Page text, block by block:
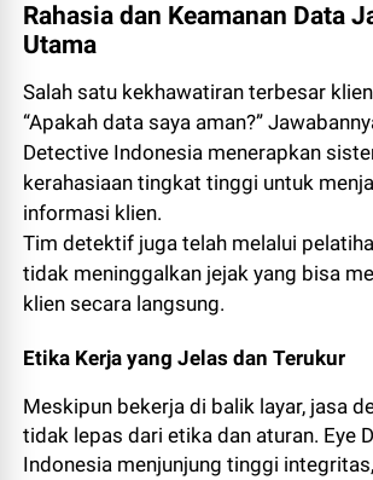
Rahasia dan Keamanan Data
Utama
Salah satu kekhawatiran terbesar
“Apakah data saya aman?”
Detective Indonesia menerapkan
kerahasiaan tingkat tinggi untuk
informasi klien.
Tim detektif juga telah melalui
tidak meninggalkan jejak yang bisa
klien secara langsung.
Etika Kerja yang Jelas dan Terukur
Meskipun bekerja di balik layar, jasa
tidak lepas dari etika dan aturan. Eye
Indonesia menjunjung tinggi integritas,